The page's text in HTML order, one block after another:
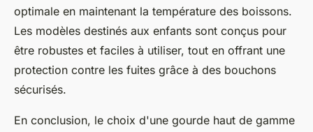
optimale en maintenant la température des boissons.
Les modèles destinés aux enfants sont conçus pour
être robustes et faciles à utiliser, tout en offrant une
protection contre les fuites grâce à des bouchons
sécurisés.
En conclusion, le choix d'une gourde haut de gamme